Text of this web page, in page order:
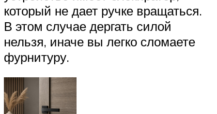
который не дает ручке вращаться.
В этом случае дергать силой
нельзя, иначе вы легко сломаете
фурнитуру.